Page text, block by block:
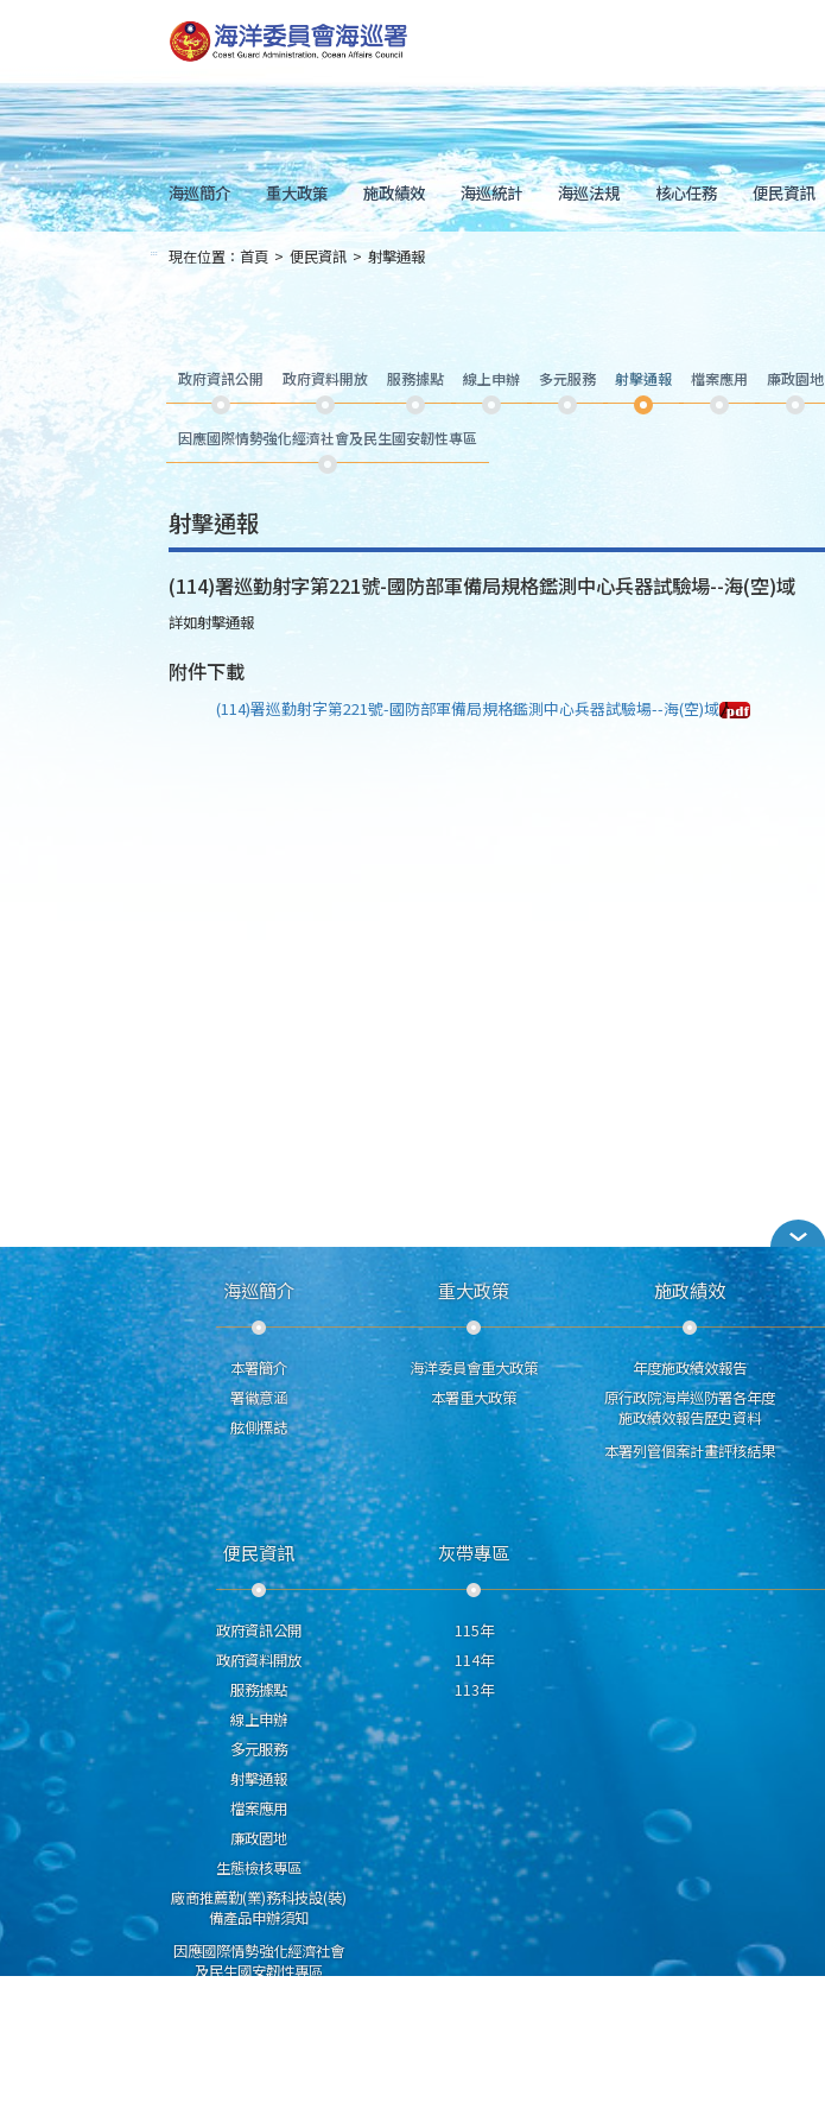
到
主
內
容
Skip
to
main
content
海巡簡介 重大政策 施政績效 海巡統計 海巡法規 核心任務 便民資訊
::: 現在位置： 首頁 > 便民資訊 > 射擊通報
政府資訊公開 政府資料開放 服務據點 線上申辦 多元服務 射擊通報 檔案應用 廉政園地
因應國際情勢強化經濟社會及民生國安韌性專區
射擊通報
(114)署巡勤射字第221號-國防部軍備局規格鑑測中心兵器試驗場--海(空)域
詳如射擊通報
附件下載
(114)署巡勤射字第221號-國防部軍備局規格鑑測中心兵器試驗場--海(空)域
海巡簡介
本署簡介
署徽意涵
舷側標誌
重大政策
海洋委員會重大政策
本署重大政策
施政績效
年度施政績效報告
原行政院海岸巡防署各年度
施政績效報告歷史資料
本署列管個案計畫評核結果
便民資訊
政府資訊公開
政府資料開放
服務據點
線上申辦
多元服務
射擊通報
檔案應用
廉政園地
生態檢核專區
廠商推薦勤(業)務科技設(裝)
備產品申辦須知
因應國際情勢強化經濟社會
及民生國安韌性專區
灰帶專區
115年
114年
113年